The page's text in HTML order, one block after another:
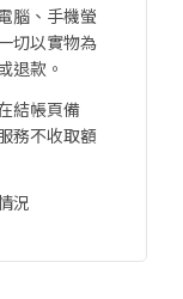
腦、手機螢
切以實物為
退款。
結帳頁備
務不收取額
況